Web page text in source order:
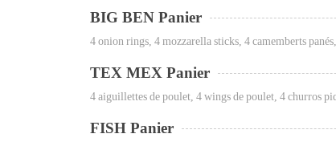
BIG BEN Panier
4 onion rings, 4 mozzarella sticks, 4 camemberts
TEX MEX Panier
4 aiguillettes de poulet, 4 wings de poulet, 4 churros
FISH Panier